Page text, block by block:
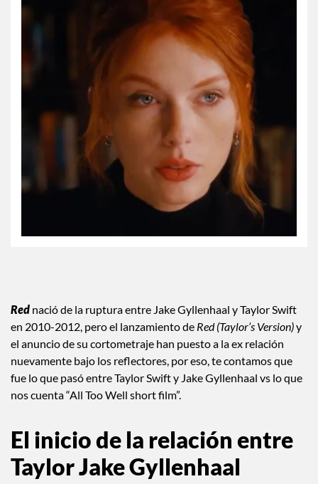
Red nació de la ruptura entre Jake Gyllenhaal y Taylor Swift
en 2010-2012, pero el lanzamiento de Red (Taylor’s Version)y
el anuncio de su cortometraje han puesto a la ex relación
nuevamente bajo los reflectores, por eso, te contamos que
fue lo que pasó entre Taylor Swift y Jake Gyllenhaal vs lo que
nos cuenta “All Too Well short film”.
El inicio de la relación entre
Taylor Jake Gyllenhaal